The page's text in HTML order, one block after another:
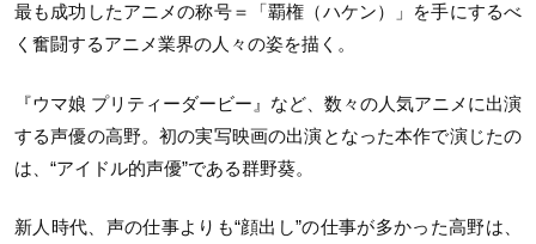
最も成功したアニメの称号＝「覇権（ハケン）」を手にするべ
く奮闘するアニメ業界の人々の姿を描く。
『ウマ娘 プリティーダービー』など、数々の人気アニメに出演
する声優の高野。初の実写映画の出演となった本作で演じたの
は、“アイドル的声優”である群野葵。
新人時代、声の仕事よりも“顔出し”の仕事が多かった高野は、